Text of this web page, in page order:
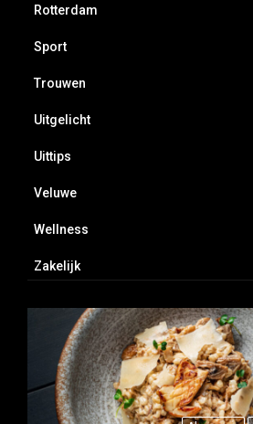
Rotterdam
Sport
Trouwen
Uitgelicht
Uittips
Veluwe
Wellness
Zakelijk